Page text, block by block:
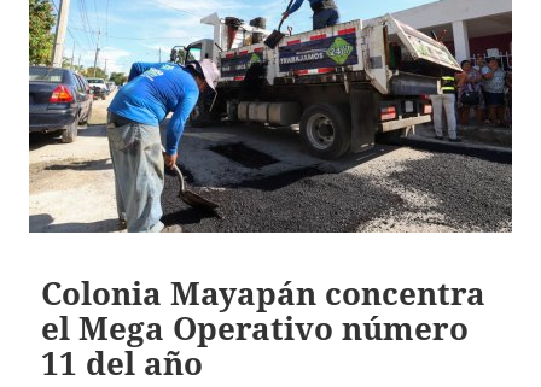
Colonia Mayapán concentra
el Mega Operativo número
11 del año